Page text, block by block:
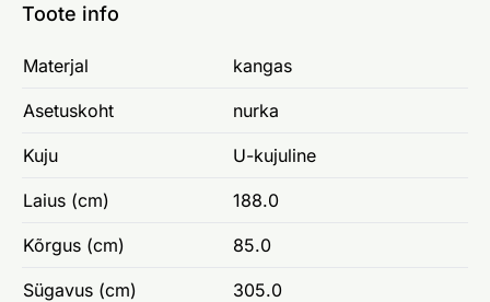
Toote info
Materjal kangas
Asetuskoht nurka
Kuju U-kujuline
Laius (cm) 188.0
Kõrgus (cm) 85.0
Sügavus (cm) 305.0